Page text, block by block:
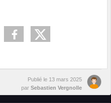
Publié le 13 mars 2025
par Sebastien Vergnolle